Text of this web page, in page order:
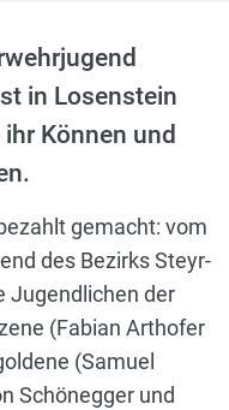
in Losenstein
Können und
gemacht: vom
des Bezirks Steyr-
Jugendlichen der
(Fabian Arthofer
(Samuel
Schönegger und